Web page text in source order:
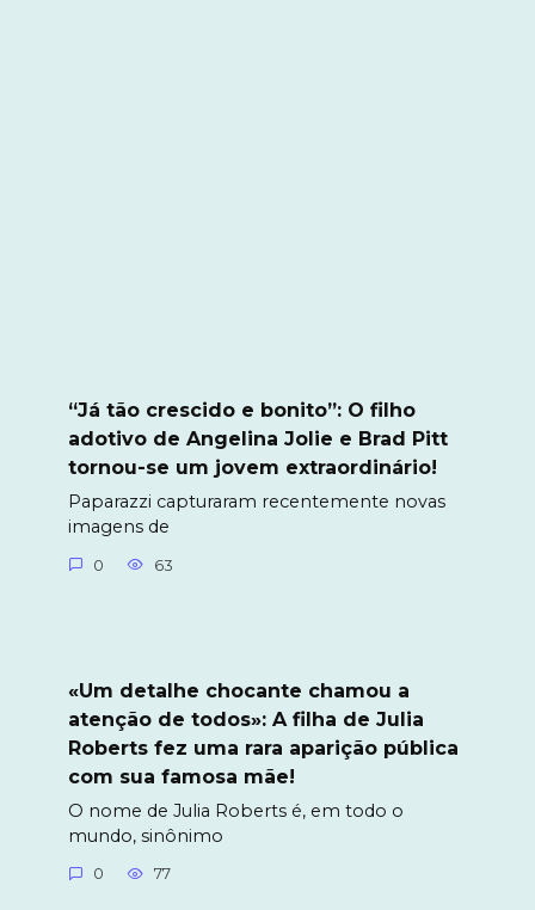
“Já tão crescido e bonito”: O filho
adotivo de Angelina Jolie e Brad Pitt
tornou-se um jovem extraordinário!
Paparazzi capturaram recentemente novas
imagens de
0 63
«Um detalhe chocante chamou a
atenção de todos»: A filha de Julia
Roberts fez uma rara aparição pública
com sua famosa mãe!
O nome de Julia Roberts é, em todo o
mundo, sinônimo
0 77